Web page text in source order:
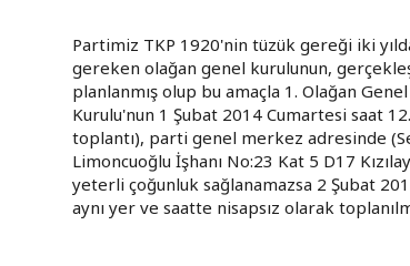
Partimiz TKP 1920'nin tüzük gereği iki
gereken olağan genel kurulunun,
planlanmış olup bu amaçla 1. Olağan
Kurulu'nun 1 Şubat 2014 Cumartesi saat
toplantı), parti genel merkez adresinde
Limoncuoğlu İşhanı No:23 Kat 5 D17
yeterli çoğunluk sağlanamazsa 2 Şubat
aynı yer ve saatte nisapsız olarak